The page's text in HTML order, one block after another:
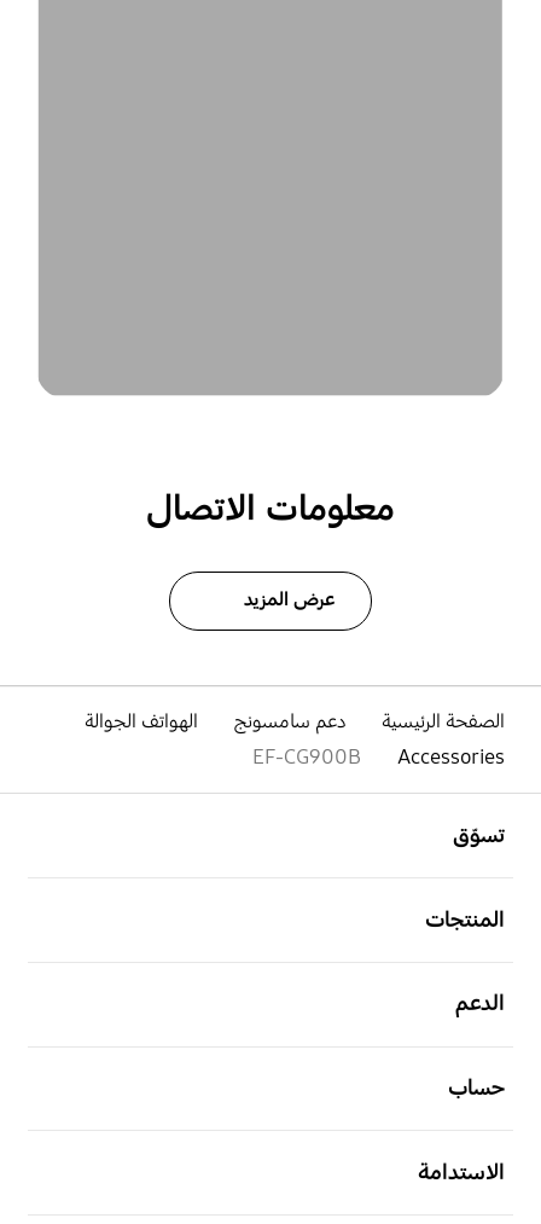
معلومات الاتصال
عرض المزيد
الصفحة الرئيسية دعم سامسونج
الهواتف الجوالة
Accessories
EF-CG900B
تسوّق
المنتجات
الدعم
حساب
الاستدامة